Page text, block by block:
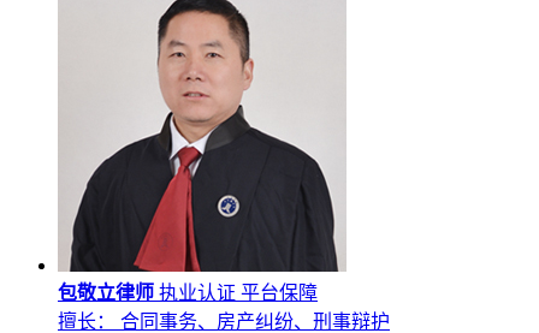
包敬立律师 执业认证 平台保障
擅长： 合同事务、房产纠纷、刑事辩护